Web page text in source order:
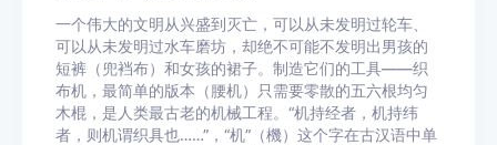
一个伟大的文明从兴盛到灭亡，可以从未发明过轮车、
可以从未发明过水车磨坊，却绝不可能不发明出男孩的
短裤（兜裆布）和女孩的裙子。制造它们的工具——织
布机，最简单的版本（腰机）只需要零散的五六根均匀
木棍，是人类最古老的机械工程。“机持经者，机持纬
者，则机谓织具也……”，“机”（機）这个字在古汉语中单